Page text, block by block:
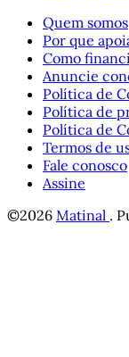
Quem somos
Por que
Como
Anuncie
Política de
Política de
Política de
Termos de
Fale conosco
Assine
©2026 Matinal .